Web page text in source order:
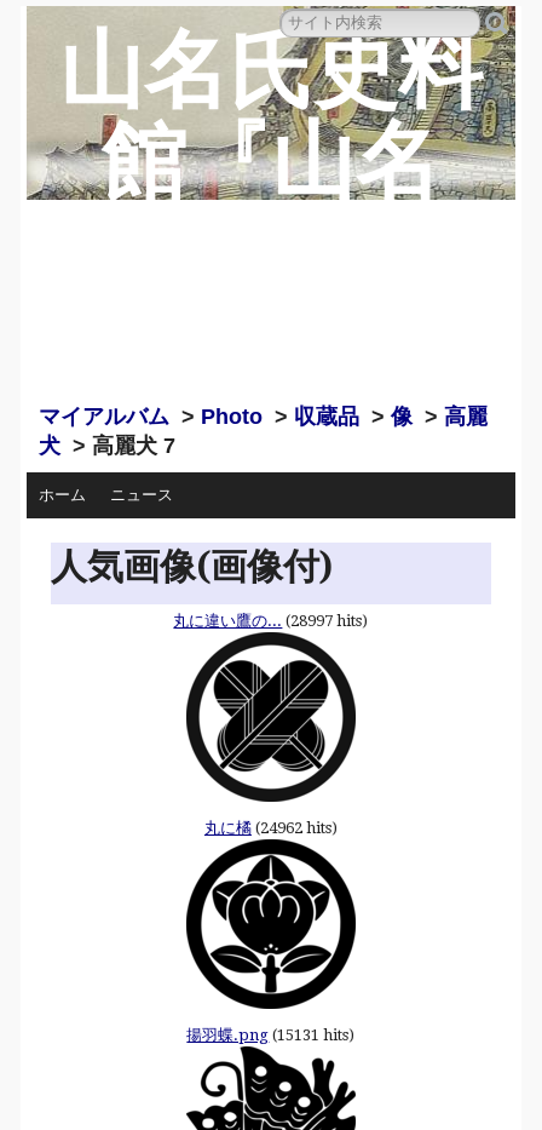
山名氏史料
館『山名
マイアルバム > Photo > 収蔵品 >像>高麗
犬 > 高麗犬 7
ホーム ニュース
人気画像(画像付)
丸に違い鷹の... (28997 hits)
丸に橘(24962 hits)
揚羽蝶.png (15131 hits)